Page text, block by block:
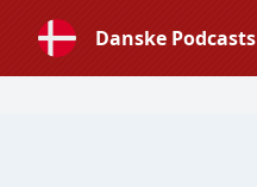
Danske Podcasts